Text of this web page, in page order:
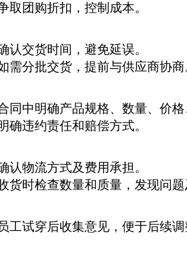
取团购折扣，控制成本。
认交货时间，避免延误。
需分批交货，提前与供应商协商
同中明确产品规格、数量、价格
确违约责任和赔偿方式。
认物流方式及费用承担。
货时检查数量和质量，发现问题
工试穿后收集意见，便于后续调